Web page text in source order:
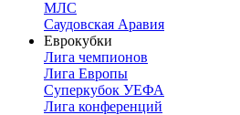
МЛС
Саудовская Аравия
Еврокубки
Лига чемпионов
Лига Европы
Суперкубок УЕФА
Лига конференций